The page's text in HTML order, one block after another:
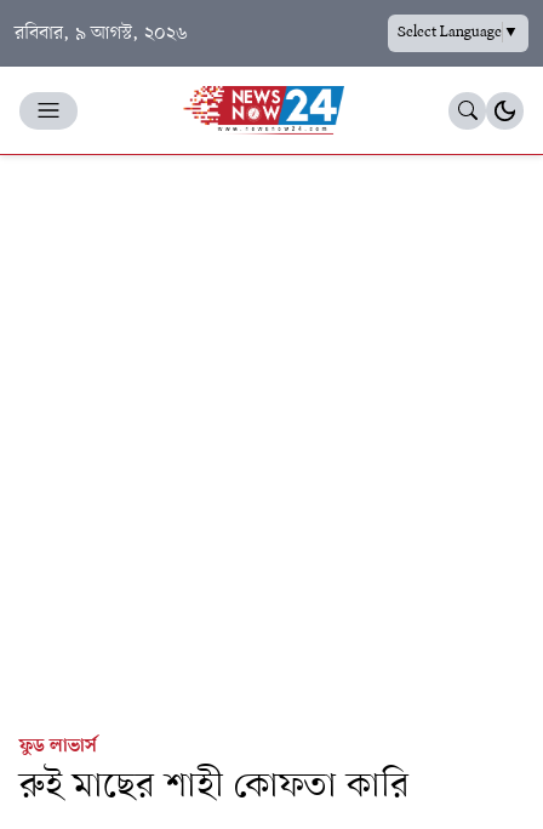
রবিবার, ৯ আগস্ট, ২০২৬ Select Language▼
ফুড লাভার্স
রুই মাছের শাহী কোফতা কারি